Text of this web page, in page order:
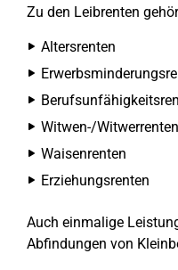
Zu den Leibrenten
Altersrenten
Witwen-/Witwerrenten
Waisenrenten
Erziehungsrenten
Auch einmalige
Abfindungen von